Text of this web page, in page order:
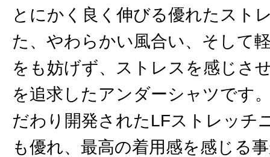
とにかく良く伸びる優れたスト
た、やわらかい風合い、そして
をも妨げず、ストレスを感じさ
を追求したアンダーシャツです
だわり開発されたLFストレッチ
も優れ、最高の着用感を感じる